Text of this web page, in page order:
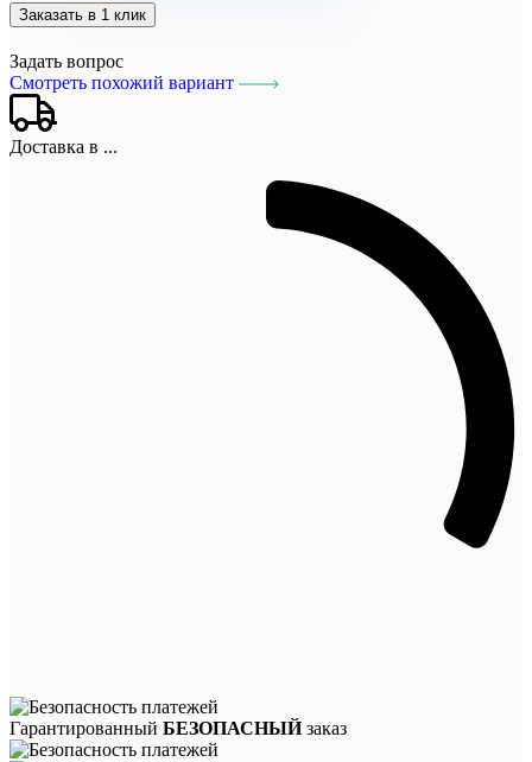
Заказать в 1 клик
Задать вопрос
Смотреть похожий вариант
Доставка в ...
Гарантированный БЕЗОПАСНЫЙзаказ